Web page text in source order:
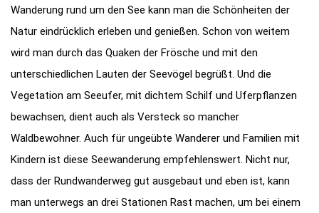
Wanderung rund um den See kann man die Schönheiten der
Natur eindrücklich erleben und genießen. Schon von weitem
wird man durch das Quaken der Frösche und mit den
unterschiedlichen Lauten der Seevögel begrüßt. Und die
Vegetation am Seeufer, mit dichtem Schilf und Uferpflanzen
bewachsen, dient auch als Versteck so mancher
Waldbewohner. Auch für ungeübte Wanderer und Familien mit
Kindern ist diese Seewanderung empfehlenswert. Nicht nur,
dass der Rundwanderweg gut ausgebaut und eben ist, kann
man unterwegs an drei Stationen Rast machen, um bei einem